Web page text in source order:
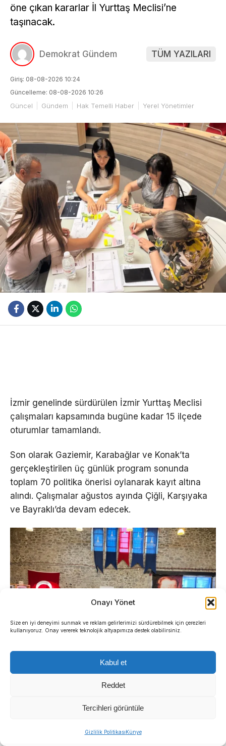
Onayı Yönet
Size en iyi deneyimi sunmak ve reklam gelirlerimizi sürdürebilmek için çerezleri
kullanıyoruz. Onay vererek teknolojik altyapımıza destek olabilirsiniz.
Kabul et
Reddet
Tercihleri görüntüle
Gizlilik PolitikasıKünye
öne çıkan kararlar İl Yurttaş Meclisi’ne
taşınacak.
Demokrat Gündem TÜM YAZILARI
Giriş: 08-08-2026 10:24
Güncelleme: 08-08-2026 10:26
Güncel Gündem Hak Temelli Haber Yerel Yönetimler
İzmir genelinde sürdürülen İzmir Yurttaş Meclisi
çalışmaları kapsamında bugüne kadar 15 ilçede
oturumlar tamamlandı.
Son olarak Gaziemir, Karabağlar ve Konak’ta
gerçekleştirilen üç günlük program sonunda
toplam 70 politika önerisi oylanarak kayıt altına
alındı. Çalışmalar ağustos ayında Çiğli, Karşıyaka
ve Bayraklı’da devam edecek.
sürdürülen İzmir Yurttaş Meclisi çalışmaları 15